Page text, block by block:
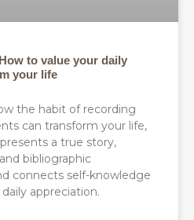
to value your daily
your life
the habit of recording
can transform your life,
a true story,
bibliographic
connects self-knowledge
appreciation.